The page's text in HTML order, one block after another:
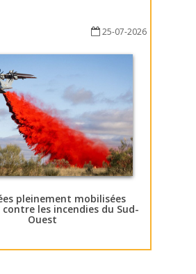
25-07-2026
pleinement mobilisées
les incendies du Sud-
Ouest